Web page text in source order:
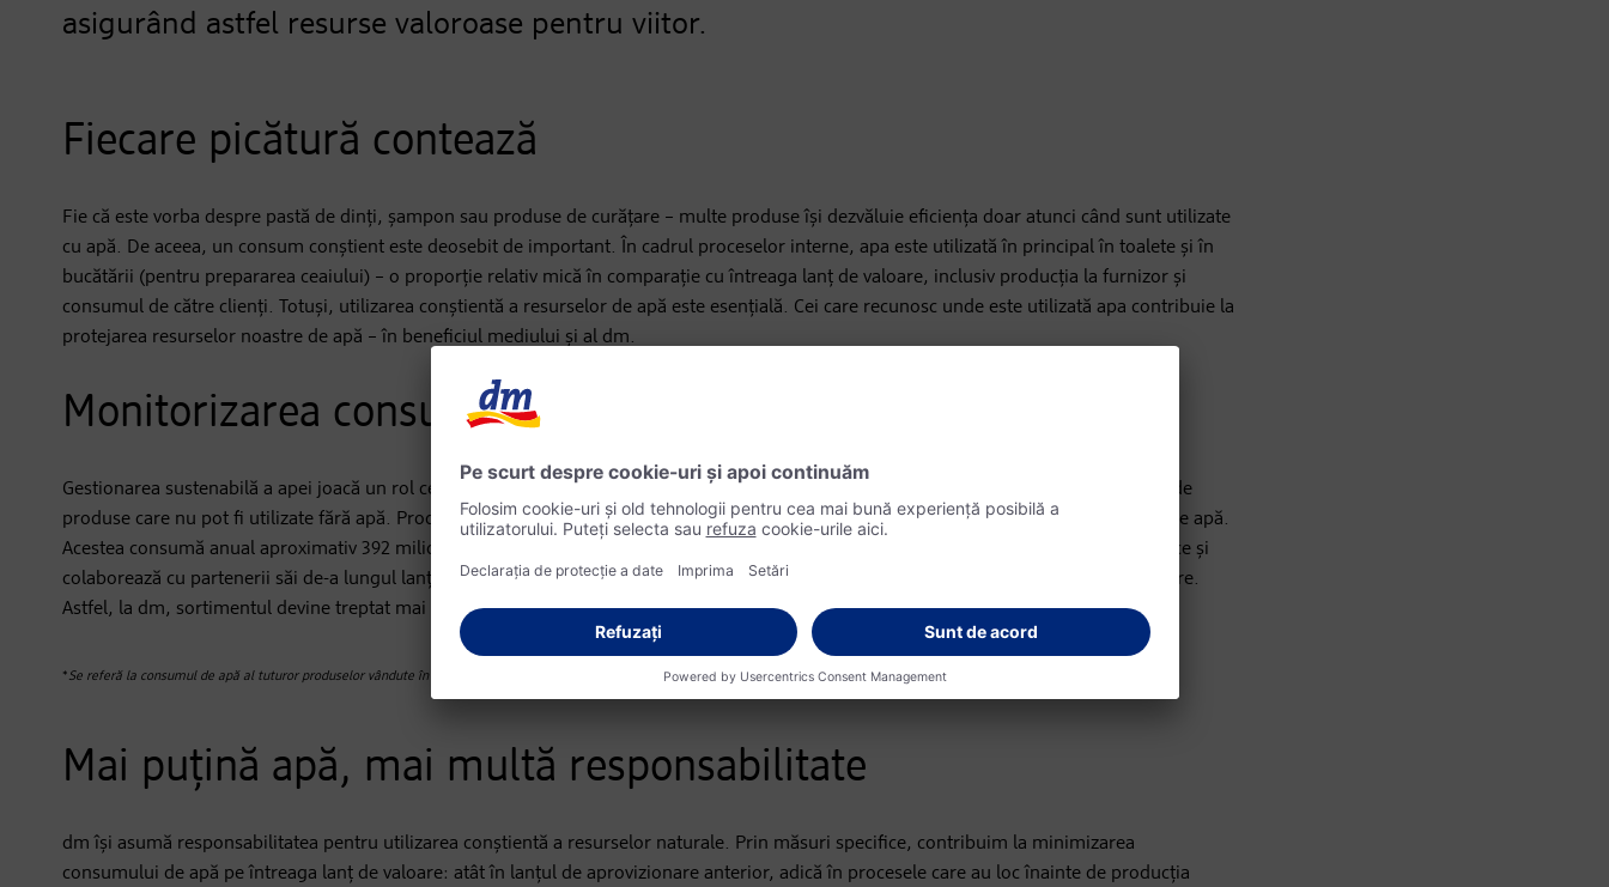
asigurând astfel resurse valoroase pentru viitor.
Fiecare picătură contează
Fie că este vorba despre pastă de dinți, șampon sau produse de curățare – multe produse își dezvăluie eficiența doar atunci când sunt utilizate
cu apă. De aceea, un consum conștient este deosebit de important. În cadrul proceselor interne, apa este utilizată în principal în toalete și în
bucătării (pentru prepararea ceaiului) – o proporție relativ mică în comparație cu întreaga lanț de valoare, inclusiv producția la furnizor și
consumul de către clienți. Totuși, utilizarea conștientă a resurselor de apă este esențială. Cei care recunosc unde este utilizată apa contribuie la
protejarea resurselor noastre de apă – în beneficiul mediului și al dm.
Monitorizarea consumului de apă
Gestionarea sustenabilă a apei joacă un rol central la dm – atât în producție, cât și în utilizare. Au fost identificate în total 20 de grupuri de
produse care nu pot fi utilizate fără apă. Produse precum gelurile de duș, șampoanele sau detergenții sunt deosebit de consumatoare de apă.
Acestea consumă anual aproximativ 392 milioane de metri cubi de apă. Prin analizele specifice, dm promovează alternative mai ecologice și
colaborează cu partenerii săi de-a lungul lanțului de aprovizionare pentru a reduce în mod sustenabil consumul de apă în faza de utilizare.
Astfel, la dm, sortimentul devine treptat mai prietenos cu resursele.
*Se referă la consumul de apă al tuturor produselor vândute în magazinele dm din Germania în anul 2023.
Mai puțină apă, mai multă responsabilitate
dm își asumă responsabilitatea pentru utilizarea conștientă a resurselor naturale. Prin măsuri specifice, contribuim la minimizarea
consumului de apă pe întreaga lanț de valoare: atât în lanțul de aprovizionare anterior, adică în procesele care au loc înainte de producția